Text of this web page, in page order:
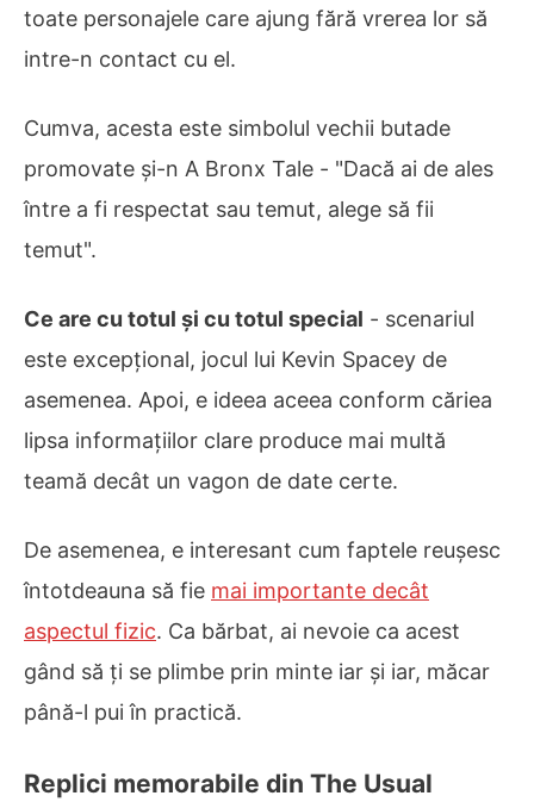
toate personajele care ajung fără vrerea lor să
intre-n contact cu el.
Cumva, acesta este simbolul vechii butade
promovate și-n A Bronx Tale - "Dacă ai de ales
între a fi respectat sau temut, alege să fii
temut".
Ce are cu totul și cu totul special - scenariul
este excepțional, jocul lui Kevin Spacey de
asemenea. Apoi, e ideea aceea conform căriea
lipsa informațiilor clare produce mai multă
teamă decât un vagon de date certe.
De asemenea, e interesant cum faptele reușesc
întotdeauna să fie mai importante decât
aspectul fizic. Ca bărbat, ai nevoie ca acest
gând să ți se plimbe prin minte iar și iar, măcar
până-l pui în practică.
Replici memorabile din The Usual